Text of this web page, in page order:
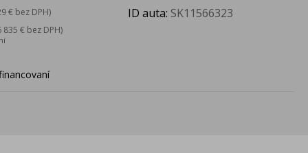
€ bez DPH)
835 € bez DPH)
ID auta: SK11566323